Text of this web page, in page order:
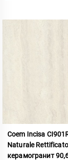
Coem Incisa
Naturale Rettificato
керамогранит